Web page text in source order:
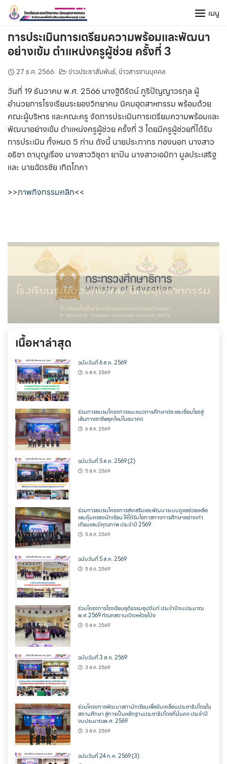
Skip
content
เมนู
การประเมินการเตรียมความพร้อมและพัฒนา
อย่างเข้ม ตำแหน่งครูผู้ช่วย ครั้งที่ 3
27 ธ.ค. 2566 ข่าวประชาสัมพันธ์,ข่าวสารงานบุคคล
วันที่ 19 ธันวาคม พ.ศ. 2566 นางฐิติรัตน์ ภูริปัญญาวรกุล ผู้
อำนวยการโรงเรียนระยองวิทยาคม นิคมอุตสาหกรรม พร้อมด้วย
คณะผู้บริหาร และคณะครู จัดการประเมินการเตรียมความพร้อมและ
พัฒนาอย่างเข้ม ตำแหน่งครูผู้ช่วย ครั้งที่ 3 โดยมีครูผู้ช่วยที่ได้รับ
การประเมิน ทั้งหมด 5 ท่าน ดังนี้ นายประภากร ทองนอก นางสาว
อธิชา ถาบุญเรือง นางสาววิชุดา ยาปัน นางสาวเอมิกา มูลประเสริฐ
และ นายฉัตรชัย เกิดโภคา
>>ภาพกิจกรรมคลิก<<
เนื้อหาล่าสุด
ฉบับวันที่ 6 ส.ค. 2569
6 ส.ค. 2569
ร่วมการอบรมโครงการแนะแนวการศึกษาต่อ และเชื่อมโยงสู่
เส้นทางอาชีพยุคใหม่ในอนาคต
6 ส.ค. 2569
ฉบับวันที่ 5 ส.ค. 2569 (2)
5 ส.ค. 2569
ร่วมการอบรมโครงการส่งเสริมและพัฒนาระบบดูแลช่วยเหลือ
และคุ้มครองนักเรียน ให้ได้รับโอกาสทางการศึกษาอย่างเท่า
เทียมและมีคุณภาพ ประจำปี 2569
5 ส.ค. 2569
ฉบับวันที่ 5 ส.ค. 2569
5 ส.ค. 2569
ร่วมโครงการโรงเรียนยุติธรรมอุปถัมภ์ ประจำปีงบประมาณ
พ.ศ.2569 ทัณฑสถานเปิดหห้วยโป่ง
5 ส.ค. 2569
ฉบับวันที่ 3 ส.ค. 2569
3 ส.ค. 2569
ร่วมโครงการพัฒนาสภานักเรียนเพื่อขับเคลื่อนประชาธิปไตยใน
สถานศึกษา สู่การเป็นหลักฐานประชาธิปไตยที่มั่นคง ประจำปี
งบประมาณพ.ศ. 2569
3 ส.ค. 2569
ฉบับวันที่ 24 ก.ค. 2569 (3)